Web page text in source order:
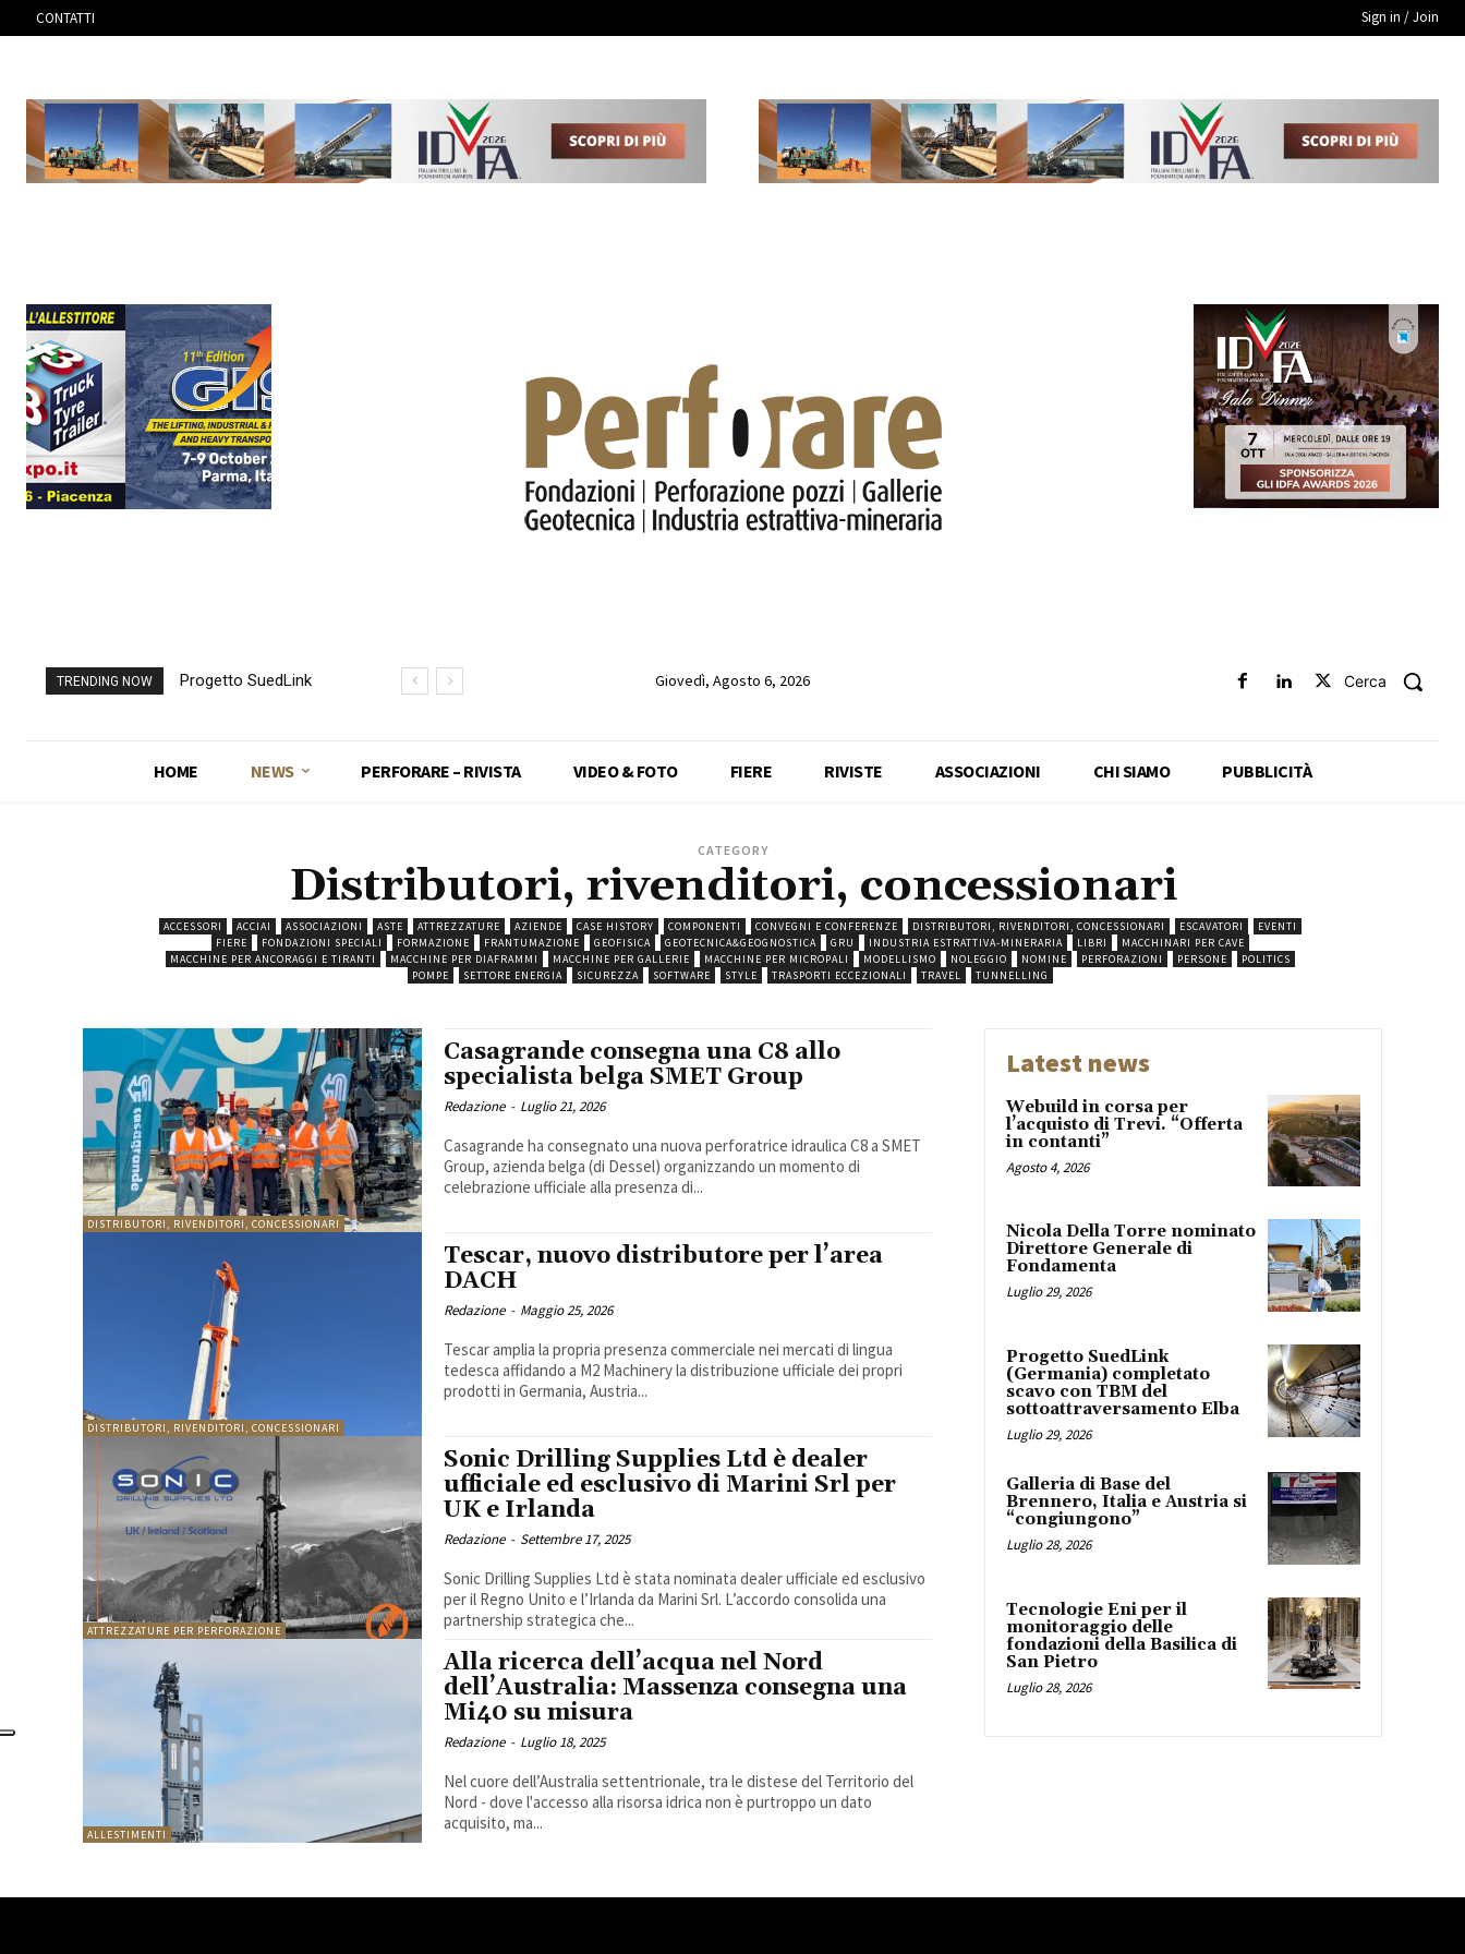
CONTATTI Sign in / Join
TRENDING NOW
Progetto SuedLink
con TBM del
Giovedì, Agosto 6, 2026 Cerca
HOME NEWS PERFORARE – RIVISTA VIDEO & FOTO FIERE RIVISTE ASSOCIAZIONI CHI SIAMO PUBBLICITÀ
CATEGORY
Distributori, rivenditori, concessionari
ACCESSORI ACCIAI ASSOCIAZIONI ASTE ATTREZZATURE AZIENDE CASE HISTORY COMPONENTI CONVEGNI E CONFERENZE DISTRIBUTORI, RIVENDITORI, CONCESSIONARI ESCAVATORI
EVENTI
FIERE
FONDAZIONI SPECIALI FORMAZIONE FRANTUMAZIONE GEOFISICA GEOTECNICA&GEOGNOSTICA GRU INDUSTRIA ESTRATTIVA-MINERARIA LIBRI
MACCHINARI PER CAVE
MACCHINE PER ANCORAGGI E TIRANTI
MACCHINE PER DIAFRAMMI MACCHINE PER GALLERIE MACCHINE PER MICROPALI MODELLISMO NOLEGGIO NOMINE PERFORAZIONI PERSONE
POLITICS
POMPE
SETTORE ENERGIA SICUREZZA SOFTWARE STYLE TRASPORTI ECCEZIONALI TRAVEL TUNNELLING
DISTRIBUTORI, RIVENDITORI, CONCESSIONARI
Casagrande consegna una C8 allo
specialista belga SMET Group
Redazione - Luglio 21, 2026
Casagrande ha consegnato una nuova perforatrice idraulica C8 a SMET
Group, azienda belga (di Dessel) organizzando un momento di
celebrazione ufficiale alla presenza di...
DISTRIBUTORI, RIVENDITORI, CONCESSIONARI
Tescar, nuovo distributore per l’area
DACH
Redazione - Maggio 25, 2026
Tescar amplia la propria presenza commerciale nei mercati di lingua
tedesca affidando a M2 Machinery la distribuzione ufficiale dei propri
prodotti in Germania, Austria...
ATTREZZATURE PER PERFORAZIONE
Sonic Drilling Supplies Ltd è dealer
ufficiale ed esclusivo di Marini Srl per
UK e Irlanda
Redazione - Settembre 17, 2025
Sonic Drilling Supplies Ltd è stata nominata dealer ufficiale ed esclusivo
per il Regno Unito e l’Irlanda da Marini Srl. L’accordo consolida una
partnership strategica che...
ALLESTIMENTI
Alla ricerca dell’acqua nel Nord
dell’Australia: Massenza consegna una
Mi40 su misura
Redazione - Luglio 18, 2025
Nel cuore dell’Australia settentrionale, tra le distese del Territorio del
Nord - dove l'accesso alla risorsa idrica non è purtroppo un dato
acquisito, ma...
Latest news
Webuild in corsa per
l’acquisto di Trevi. “Offerta
in contanti”
Agosto 4, 2026
Nicola Della Torre nominato
Direttore Generale di
Fondamenta
Luglio 29, 2026
Progetto SuedLink
(Germania) completato
scavo con TBM del
sottoattraversamento Elba
Luglio 29, 2026
Galleria di Base del
Brennero, Italia e Austria si
“congiungono”
Luglio 28, 2026
Tecnologie Eni per il
monitoraggio delle
fondazioni della Basilica di
San Pietro
Luglio 28, 2026